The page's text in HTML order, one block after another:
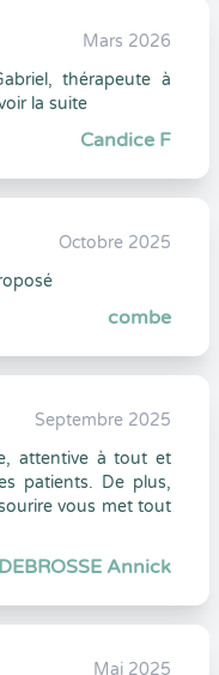
Mars 2026
thérapeute à
la suite
Candice F
Octobre 2025
combe
Septembre 2025
attentive à tout et
patients. De plus,
vous met tout
DEBROSSE Annick
Mai 2025